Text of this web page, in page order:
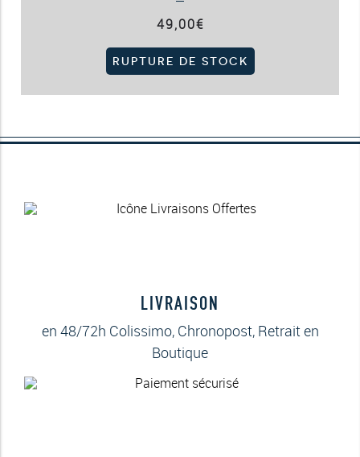
49,00€
RUPTURE DE STOCK
LIVRAISON
en 48/72h Colissimo, Chronopost, Retrait en
Boutique